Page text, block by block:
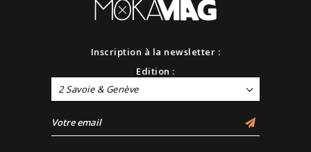
Inscription à la newsletter :
Edition :
2 Savoie & Genève